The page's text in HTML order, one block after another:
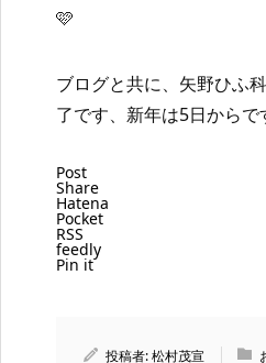
🩷
ブログと共に、矢野ひふ
了です、新年は5日から
Post
Share
Hatena
Pocket
RSS
feedly
Pin it
投稿者:松村茂宣